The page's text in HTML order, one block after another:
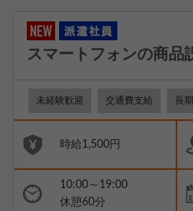
スマートフォンの商品
未経験歓迎 交通費支給 長期
時給1,500円
10:00～19:00
休憩60分